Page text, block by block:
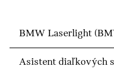
BMW Laserlight
Asistent diaľkových